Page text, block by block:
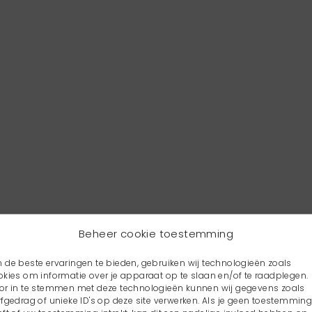
Beheer cookie toestemming
de beste ervaringen te bieden, gebruiken wij technologieën zoals
om informatie over je apparaat op te slaan en/of te raadplegen.
in te stemmen met deze technologieën kunnen wij gegevens zoals
of unieke ID's op deze site verwerken. Als je geen toestemming